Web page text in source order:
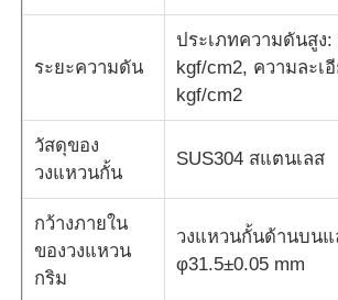
อุปกรณ์ทดสอบวัสดุก่อสร้าง
อุปกรณ์ทดสอบบรรจุภัณฑ์
อุปกรณ์การทดสอบเครื่องติด
เครื่องทดสอบผ้า
เครื่องควบคุมอุณหภูมิและความชื้น
ระยะความดัน
ประเภทความดันสูง:
kgf/cm2, ความละเ
kgf/cm2
วัสดุของ
วงแหวนกั้น
SUS304 สแตนเลส
กว้างภายใน
ของวงแหวน
กริม
วงแหวนกั้นด้านบนแ
φ31.5±0.05 mm